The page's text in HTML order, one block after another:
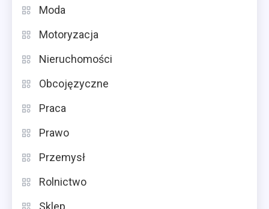
Moda
Motoryzacja
Nieruchomości
Obcojęzyczne
Praca
Prawo
Przemysł
Rolnictwo